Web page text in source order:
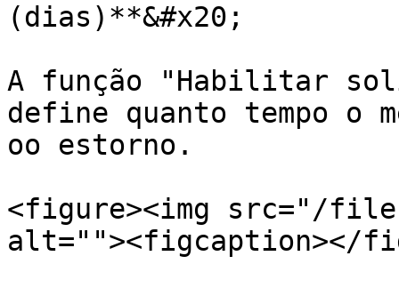
(dias)**&#x20;
A função "Habilitar
define quanto tempo o
oo estorno.
<figure><img src="/files/
alt=""><figcaption></